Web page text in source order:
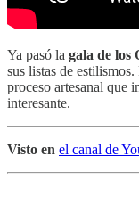
Ya pasó la gala de los
sus listas de
proceso artesanal que
interesante.
Visto en el canal de